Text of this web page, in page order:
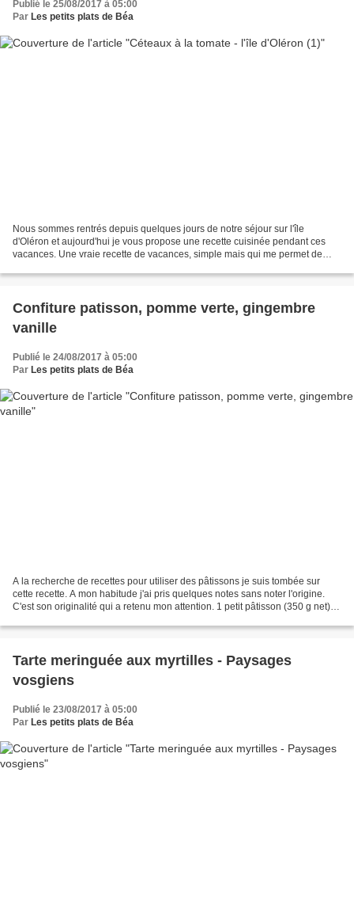
Publié le 25/08/2017 à 05:00
Par Les petits plats de Béa
Nous sommes rentrés depuis quelques jours de notre séjour sur l'île
d'Oléron et aujourd'hui je vous propose une recette cuisinée pendant ces
vacances. Une vraie recette de vacances, simple mais qui me permet de
Confiture patisson, pomme verte, gingembre
vanille
Publié le 24/08/2017 à 05:00
Par Les petits plats de Béa
A la recherche de recettes pour utiliser des pâtissons je suis tombée sur
cette recette. A mon habitude j'ai pris quelques notes sans noter l'origine.
C'est son originalité qui a retenu mon attention. 1 petit pâtisson (350 g net) 2
Tarte meringuée aux myrtilles - Paysages
vosgiens
Publié le 23/08/2017 à 05:00
Par Les petits plats de Béa